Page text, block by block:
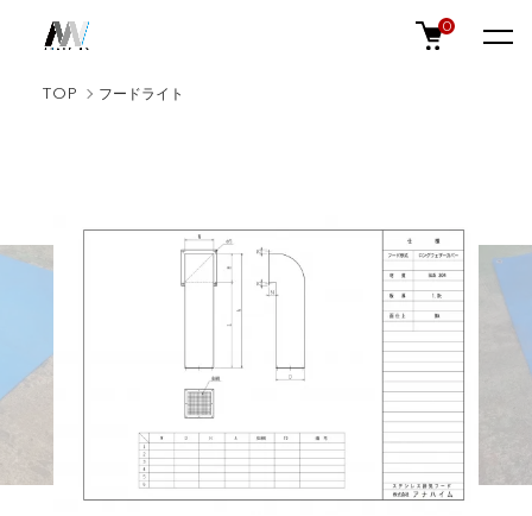
0
TOP フードライト